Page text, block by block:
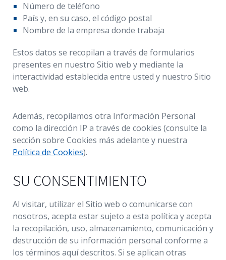
Número de teléfono
País y, en su caso, el código postal
Nombre de la empresa donde trabaja
Estos datos se recopilan a través de formularios
presentes en nuestro Sitio web y mediante la
interactividad establecida entre usted y nuestro Sitio
web.
Además, recopilamos otra Información Personal
como la dirección IP a través de cookies (consulte la
sección sobre Cookies más adelante y nuestra
Política de Cookies).
SU CONSENTIMIENTO
Al visitar, utilizar el Sitio web o comunicarse con
nosotros, acepta estar sujeto a esta política y acepta
la recopilación, uso, almacenamiento, comunicación y
destrucción de su información personal conforme a
los términos aquí descritos. Si se aplican otras